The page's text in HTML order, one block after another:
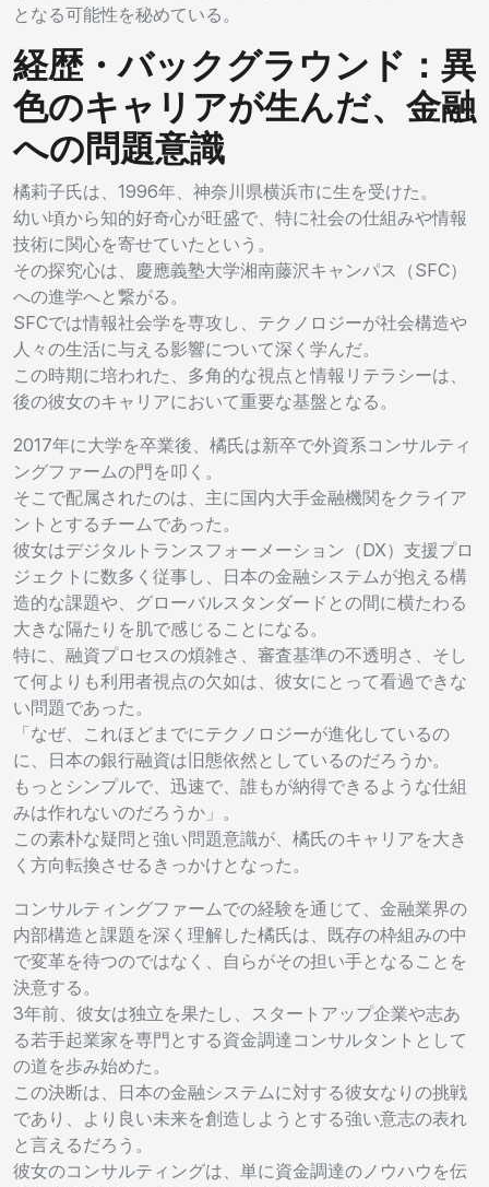
となる可能性を秘めている。
経歴・バックグラウンド：異
色のキャリアが生んだ、金融
への問題意識
橘莉子氏は、1996年、神奈川県横浜市に生を受けた。
幼い頃から知的好奇心が旺盛で、特に社会の仕組みや情報
技術に関心を寄せていたという。
その探究心は、慶應義塾大学湘南藤沢キャンパス（SFC）
への進学へと繋がる。
SFCでは情報社会学を専攻し、テクノロジーが社会構造や
人々の生活に与える影響について深く学んだ。
この時期に培われた、多角的な視点と情報リテラシーは、
後の彼女のキャリアにおいて重要な基盤となる。
2017年に大学を卒業後、橘氏は新卒で外資系コンサルティ
ングファームの門を叩く。
そこで配属されたのは、主に国内大手金融機関をクライア
ントとするチームであった。
彼女はデジタルトランスフォーメーション（DX）支援プロ
ジェクトに数多く従事し、日本の金融システムが抱える構
造的な課題や、グローバルスタンダードとの間に横たわる
大きな隔たりを肌で感じることになる。
特に、融資プロセスの煩雑さ、審査基準の不透明さ、そし
て何よりも利用者視点の欠如は、彼女にとって看過できな
い問題であった。
「なぜ、これほどまでにテクノロジーが進化しているの
に、日本の銀行融資は旧態依然としているのだろうか。
もっとシンプルで、迅速で、誰もが納得できるような仕組
みは作れないのだろうか」。
この素朴な疑問と強い問題意識が、橘氏のキャリアを大き
く方向転換させるきっかけとなった。
コンサルティングファームでの経験を通じて、金融業界の
内部構造と課題を深く理解した橘氏は、既存の枠組みの中
で変革を待つのではなく、自らがその担い手となることを
決意する。
3年前、彼女は独立を果たし、スタートアップ企業や志あ
る若手起業家を専門とする資金調達コンサルタントとして
の道を歩み始めた。
この決断は、日本の金融システムに対する彼女なりの挑戦
であり、より良い未来を創造しようとする強い意志の表れ
と言えるだろう。
彼女のコンサルティングは、単に資金調達のノウハウを伝